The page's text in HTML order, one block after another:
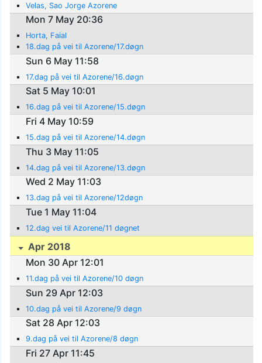
Velas, Sao Jorge Azorene
Mon 7 May 20:36
Horta, Faial
18.dag på vei til Azorene/17.døgn
Sun 6 May 11:58
17.dag på vei til Azorene/16.døgn
Sat 5 May 10:01
16.dag på vei til Azorene/15.døgn
Fri 4 May 10:59
15.dag på vei til Azorene/14.døgn
Thu 3 May 11:05
14.dag på vei til Azorene/13.døgn
Wed 2 May 11:03
13.dag på vei til Azorene/12døgn
Tue 1 May 11:04
12.dag vei til Azorene/11 døgnet
Apr 2018
Mon 30 Apr 12:01
11.dag på vei til Azorene/10 døgn
Sun 29 Apr 12:03
10.dag på vei til Azorene/9 døgn
Sat 28 Apr 12:03
9.dag på vei til Azorene/8 døgn
Fri 27 Apr 11:45